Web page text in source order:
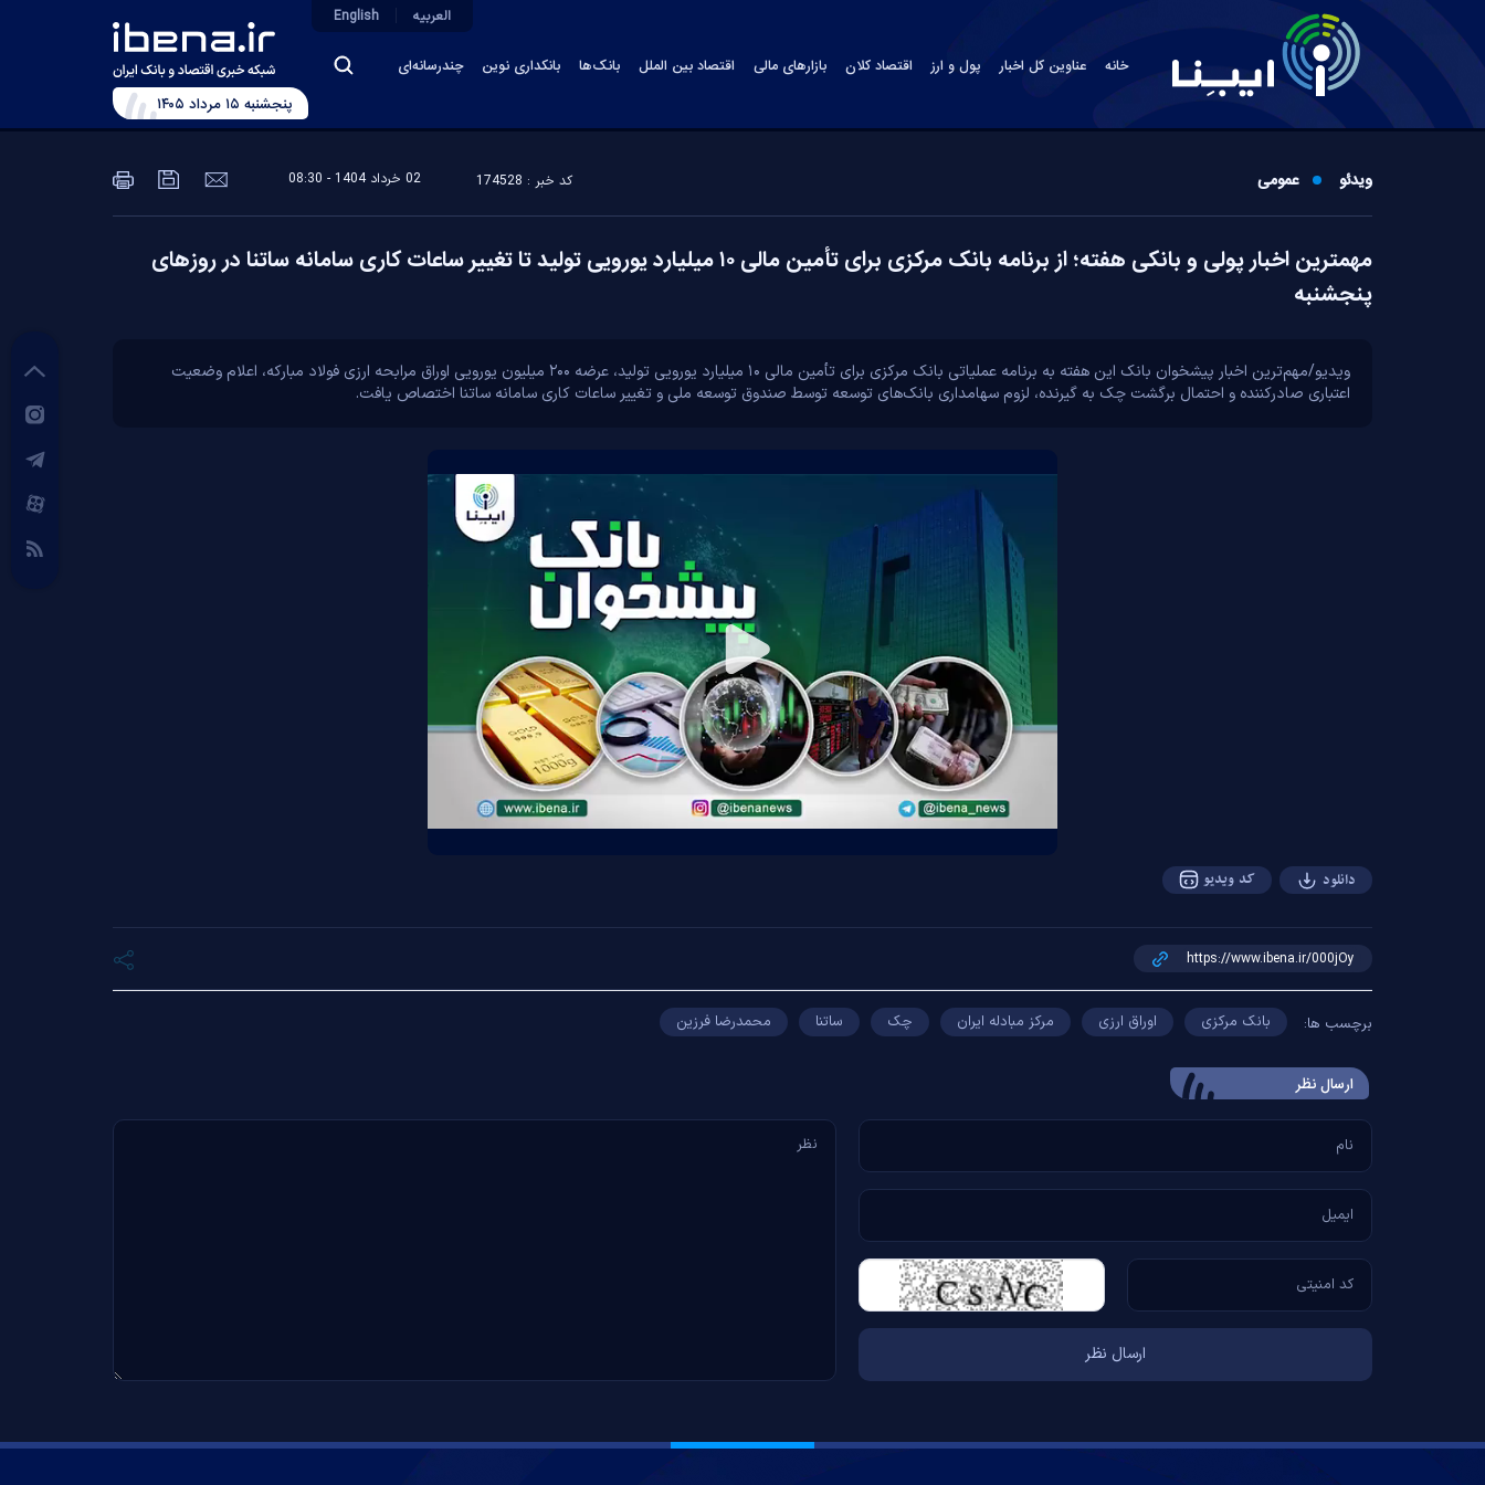
خانه عناوین کل اخبار پول و ارز اقتصاد کلان بازارهای مالی اقتصاد بین الملل بانک‌ها بانکداری نوین چندرسانه‌ای
العربیه English
پنجشنبه ۱۵ مرداد ۱۴۰۵
ویدئو عمومی کد خبر : 174528 02 خرداد 1404 - 08:30
مهمترین اخبار پولی و بانکی هفته؛ از برنامه بانک مرکزی برای تأمین مالی ۱۰ میلیارد یورویی تولید تا تغییر ساعات کاری سامانه ساتنا در روز‌های
پنجشنبه
ویدیو/مهم‌ترین اخبار پیشخوان بانک این هفته به برنامه عملیاتی بانک مرکزی برای تأمین مالی ۱۰ میلیارد یورویی تولید، عرضه ۲۰۰ میلیون یورویی اوراق مرابحه ارزی فولاد مبارکه، اعلام وضعیت
اعتباری صادرکننده و احتمال برگشت چک به گیرنده، لزوم سهامداری بانک‌های توسعه‌ توسط صندوق توسعه ملی و تغییر ساعات کاری سامانه ساتنا اختصاص یافت.
Play
Video
دانلود کد ویدیو
برچسب ها: بانک مرکزی اوراق ارزی مرکز مبادله ایران چک ساتنا محمدرضا فرزین
ارسال‌ نظر